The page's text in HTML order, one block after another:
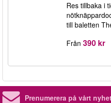
Res tillbaka i
till baletten
Från 390 kr
Prenumerera på vårt